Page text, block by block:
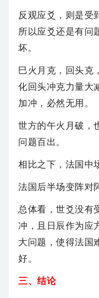
反观应爻，则是受
所以应爻还是有问
坏。
巳火月克，回头克
化回头冲克力量大
加冲，必然无用。
世方的午火月破，
问题百出。
相比之下，法国中
法国后半场变阵对
总体看，世爻没有
冲，且日辰作为应
大问题，使得法国
好。
三、结论